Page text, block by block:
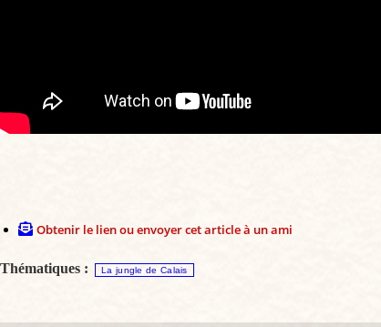
Obtenir le lien ou envoyer cet article à un ami
Thématiques : La jungle de Calais